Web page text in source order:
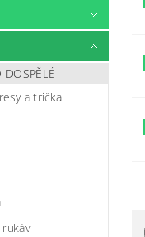
DOSPĚLÉ
a trička